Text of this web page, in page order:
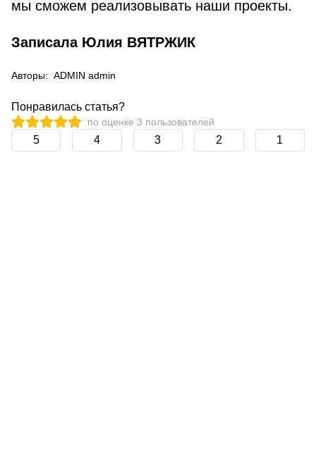
мы сможем реализовывать наши проекты.
Записала Юлия ВЯТРЖИК
Авторы: ADMIN admin
Понравилась статья?
по оценке 3 пользователей
5 4 3 2 1